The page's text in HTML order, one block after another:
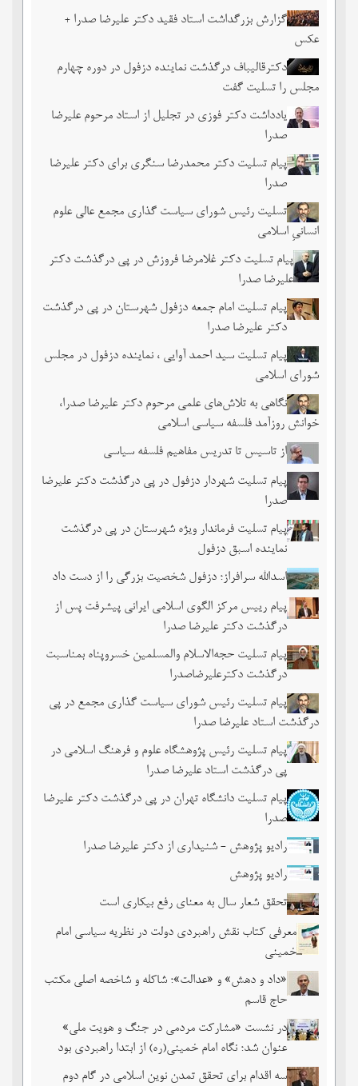
گزارش بزرگداشت استاد فقید دکتر علیرضا صدرا +
عکس
دکترقالیباف درگذشت نماینده دزفول در دوره چهارم
مجلس را تسلیت گفت
یادداشت دکتر فوزی در تجلیل از استاد مرحوم علیرضا
صدرا
پیام تسلیت دکتر محمدرضا سنگری برای دکتر علیرضا
صدرا
تسلیت رئیس شورای سیاست گذاری مجمع عالی علوم
انسانیِ اسلامی
پیام تسلیت دکتر غلامرضا فروزش در پی درگذشت دکتر
علیرضا صدرا
پیام تسلیت امام جمعه دزفول شهرستان در پی درگذشت
دکتر علیرضا صدرا
پیام تسلیت سید احمد آوایی ، نماینده دزفول در مجلس
شورای اسلامی
نگاهی به تلاش‌های علمی مرحوم دکتر علیرضا صدرا،
خوانش روزآمد فلسفه سیاسی اسلامی
از تاسیس تا تدریس مفاهیم فلسفه سیاسی
پیام تسلیت شهردار دزفول در پی درگذشت دکتر علیرضا
صدرا
پیام تسلیت فرماندار ویژه شهرستان در پی درگذشت
نماینده اسبق دزفول
اسدالله سرافراز؛ دزفول شخصیت بزرگی را از دست داد
پیام رییس مرکز الگوی اسلامی ایرانی پیشرفت پس از
درگذشت دکتر علیرضا صدرا
پیام تسلیت حجه‌الاسلام والمسلمین خسروپناه بمناسبت
درگذشت دکترعلیرضاصدرا
پیام تسلیت رئیس شورای سیاست گذاری مجمع در پی
درگذشت استاد علیرضا صدرا
پیام تسلیت رئیس پژوهشگاه علوم و فرهنگ اسلامی در
پی درگذشت استاد علیرضا صدرا
پیام تسلیت دانشگاه تهران در پی درگذشت دکتر علیرضا
صدرا
رادیو پژوهش - شنیداری از دکتر علیرضا صدرا
رادیو پژوهش
تحقق شعار سال به معنای رفع بیکاری است
معرفی کتاب نقش راهبردی دولت در نظریه سیاسی امام
خمینی
«داد و دهش» و «عدالت»؛ شاکله و شاخصه اصلی مکتب
حاج قاسم
در نشست «مشارکت مردمی در جنگ و هویت ملی»
عنوان شد؛ نگاه امام خمینی(ره) از ابتدا راهبردی بود
سه اقدام برای تحقق تمدن نوین اسلامی در گام دوم